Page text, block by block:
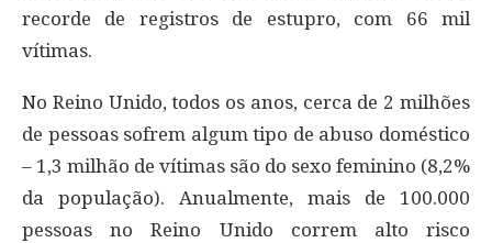
recorde de registros de estupro, com 66 mil
vítimas.
No Reino Unido, todos os anos, cerca de 2 milhões
de pessoas sofrem algum tipo de abuso doméstico
– 1,3 milhão de vítimas são do sexo feminino (8,2%
da população). Anualmente, mais de 100.000
pessoas no Reino Unido correm alto risco